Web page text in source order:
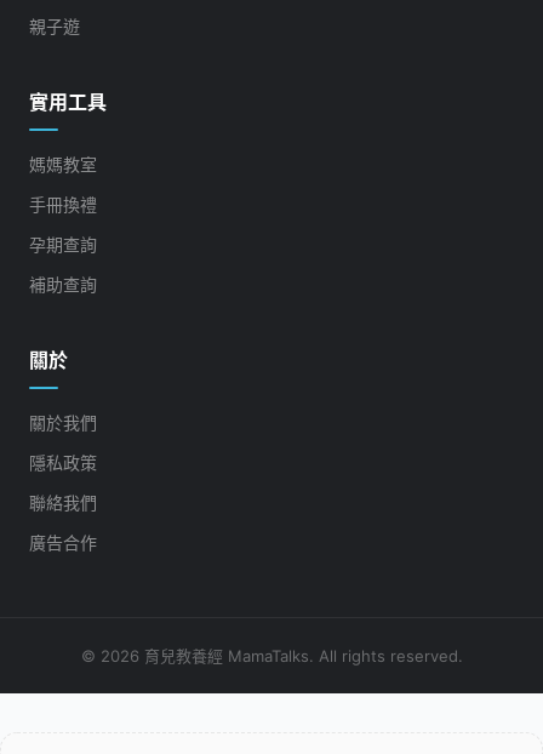
親子遊
實用工具
媽媽教室
手冊換禮
孕期查詢
補助查詢
關於
關於我們
隱私政策
聯絡我們
廣告合作
© 2026 育兒教養經 MamaTalks. All rights reserved.